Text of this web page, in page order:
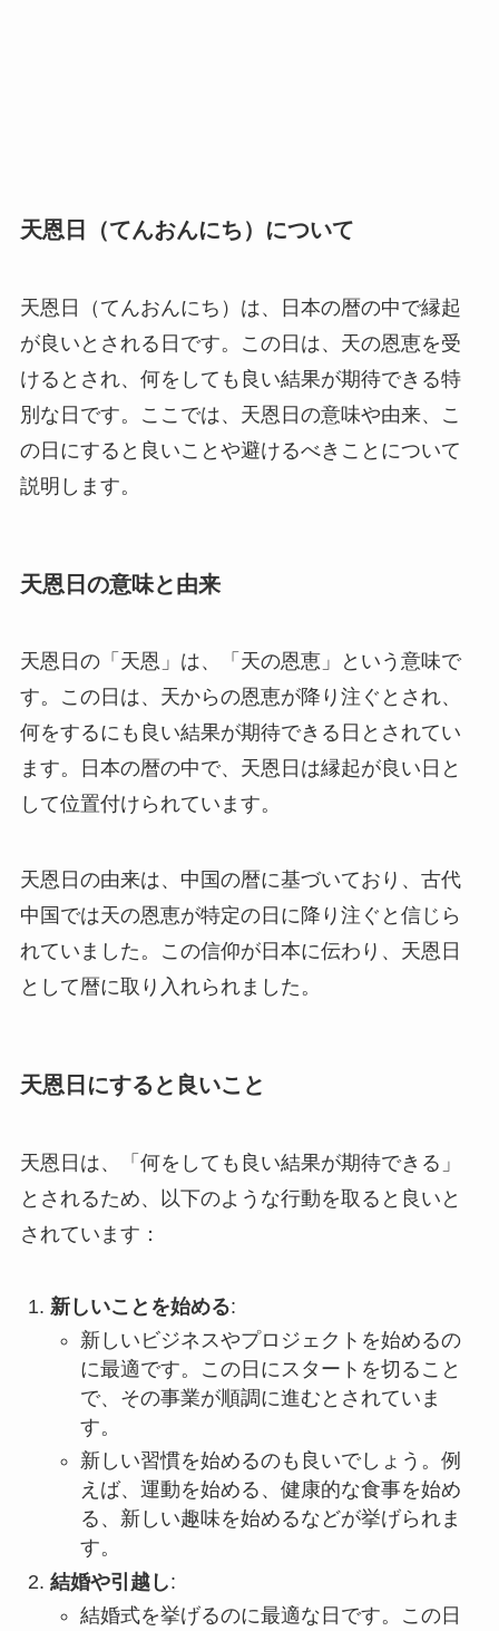
天恩日（てんおんにち）について
天恩日（てんおんにち）は、日本の暦の中で縁起
が良いとされる日です。この日は、天の恩恵を受
けるとされ、何をしても良い結果が期待できる特
別な日です。ここでは、天恩日の意味や由来、こ
の日にすると良いことや避けるべきことについて
説明します。
天恩日の意味と由来
天恩日の「天恩」は、「天の恩恵」という意味で
す。この日は、天からの恩恵が降り注ぐとされ、
何をするにも良い結果が期待できる日とされてい
ます。日本の暦の中で、天恩日は縁起が良い日と
して位置付けられています。
天恩日の由来は、中国の暦に基づいており、古代
中国では天の恩恵が特定の日に降り注ぐと信じら
れていました。この信仰が日本に伝わり、天恩日
として暦に取り入れられました。
天恩日にすると良いこと
天恩日は、「何をしても良い結果が期待できる」
とされるため、以下のような行動を取ると良いと
されています：
新しいことを始める:
新しいビジネスやプロジェクトを始めるの
に最適です。この日にスタートを切ること
で、その事業が順調に進むとされていま
す。
新しい習慣を始めるのも良いでしょう。例
えば、運動を始める、健康的な食事を始め
る、新しい趣味を始めるなどが挙げられま
す。
結婚や引越し:
結婚式を挙げるのに最適な日です。この日